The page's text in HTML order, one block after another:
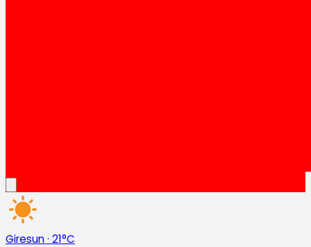
Giresun· 21°C